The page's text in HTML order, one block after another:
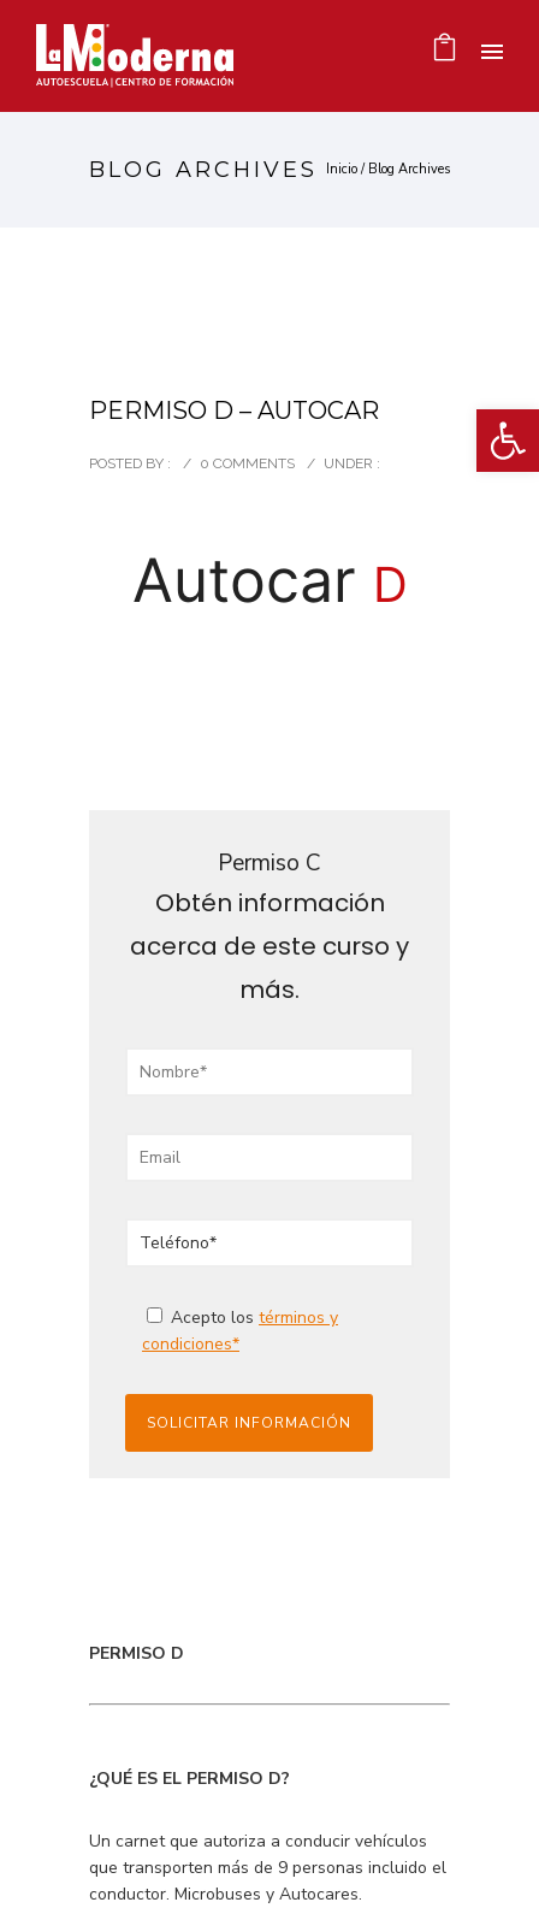
BLOG ARCHIVES Inicio / Blog Archives
PERMISO D – AUTOCAR
POSTED BY : / 0 COMMENTS / UNDER :
Autocar D
Permiso C
Obtén información
acerca de este curso y
más.
Acepto los términos y
condiciones*
PERMISO D
¿QUÉ ES EL PERMISO D?
Un carnet que autoriza a conducir vehículos
que transporten más de 9 personas incluido el
conductor. Microbuses y Autocares.